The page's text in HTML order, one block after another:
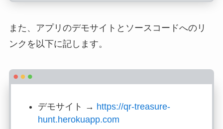
また、アプリのデモサイトとソースコードへのリ
ンクを以下に記します。
デモサイト → https://qr-treasure-
hunt.herokuapp.com